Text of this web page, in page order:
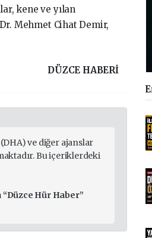
kene ve yılan
Mehmet Cihat Demir,
DÜZCE HABERİ
ve diğer ajanslar
Bu içeriklerdeki
Hür Haber”